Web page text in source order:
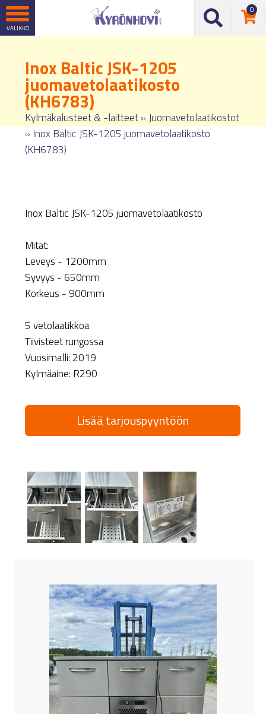
0
Inox Baltic JSK-1205
juomavetolaatikosto
(KH6783)
Kylmäkalusteet & -laitteet» Juomavetolaatikostot
» Inox Baltic JSK-1205 juomavetolaatikosto
(KH6783)
Inox Baltic JSK-1205 juomavetolaatikosto
Mitat:
Leveys - 1200mm
Syvyys - 650mm
Korkeus - 900mm
5 vetolaatikkoa
Tiivisteet rungossa
Vuosimalli: 2019
Kylmäaine: R290
Lisää tarjouspyyntöön